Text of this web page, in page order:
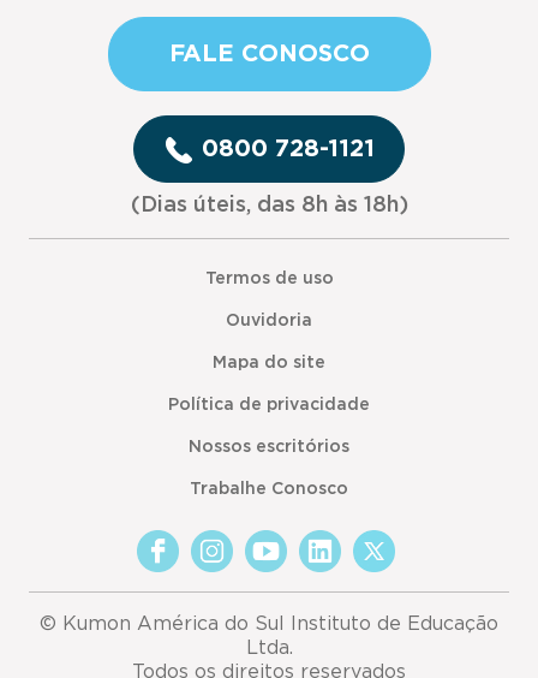
FALE CONOSCO
0800 728-1121
(Dias úteis, das 8h às 18h)
Termos de uso
Ouvidoria
Mapa do site
Política de privacidade
Nossos escritórios
Trabalhe Conosco
© Kumon América do Sul Instituto de Educação
Ltda.
Todos os direitos reservados